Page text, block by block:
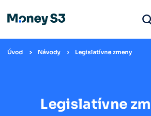
Úvod Návody Legislatívne zmeny
Legislatívne